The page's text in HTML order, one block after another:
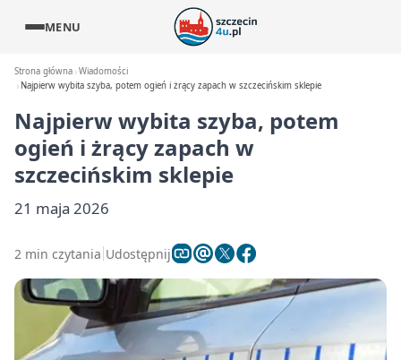
MENU
Strona główna Wiadomości
Najpierw wybita szyba, potem ogień i żrący zapach w szczecińskim sklepie
Najpierw wybita szyba, potem
ogień i żrący zapach w
szczecińskim sklepie
21 maja 2026
2 min czytania Udostępnij